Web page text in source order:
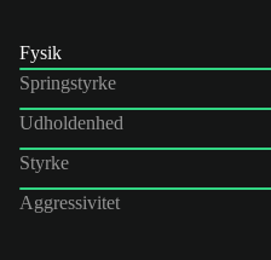
Fysik
Springstyrke
Udholdenhed
Styrke
Aggressivitet